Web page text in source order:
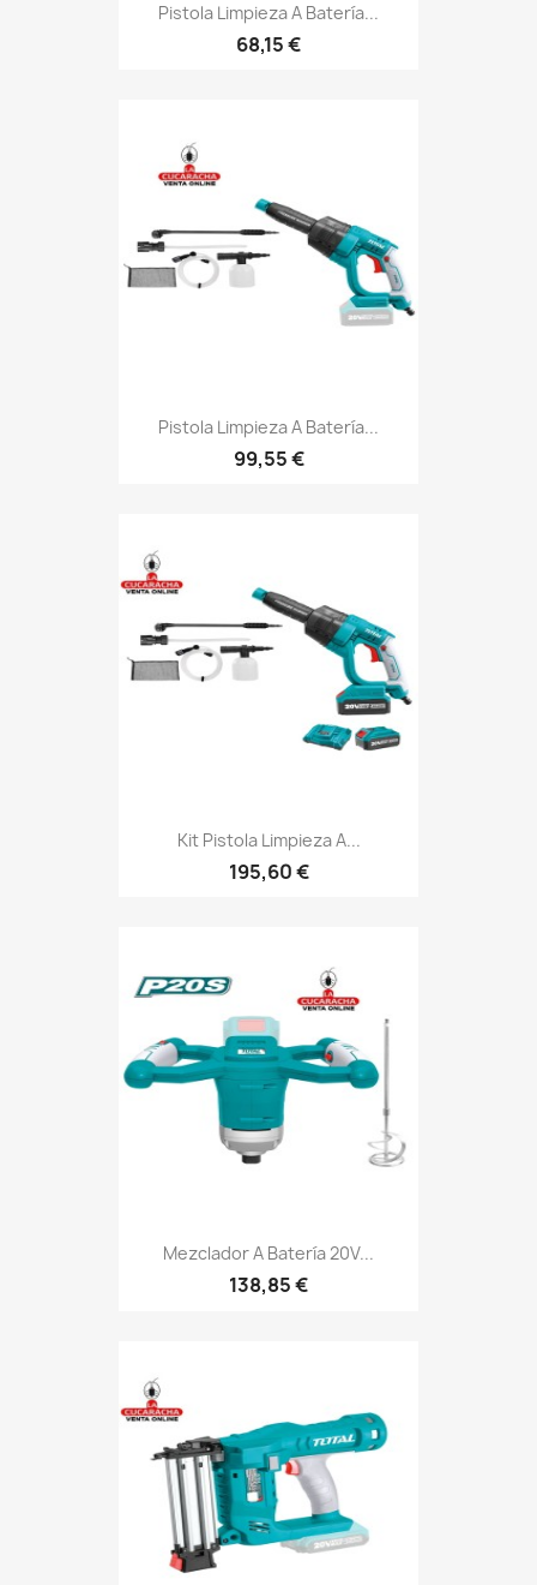
Pistola Limpieza A Batería...
68,15 €
Pistola Limpieza A Batería...
99,55 €
Kit Pistola Limpieza A...
195,60 €
Mezclador A Batería 20V...
138,85 €